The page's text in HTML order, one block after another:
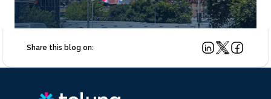
Share this blog on: